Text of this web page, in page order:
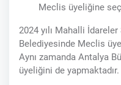
Meclis üyeliğine
2024 yılı Mahalli
Belediyesinde Meclis
Aynı zamanda Antalya
üyeliğini de yapmaktadır.